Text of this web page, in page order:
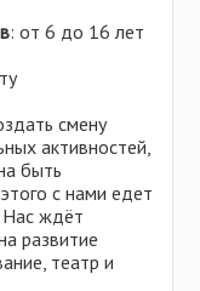
: от 6 до 16 лет
смену
активностей,
быть
с нами едет
Нас ждёт
развитие
театр и